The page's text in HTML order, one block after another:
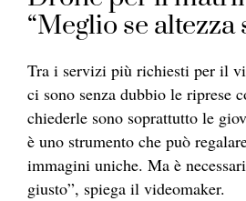
“Meglio se altezza
Tra i servizi più richiesti per il
ci sono senza dubbio le riprese
chiederle sono soprattutto le
è uno strumento che può
immagini uniche. Ma è
giusto”, spiega il videomaker.